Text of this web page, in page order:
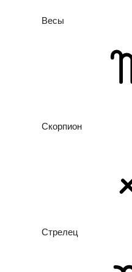
Весы
Скорпион
Стрелец